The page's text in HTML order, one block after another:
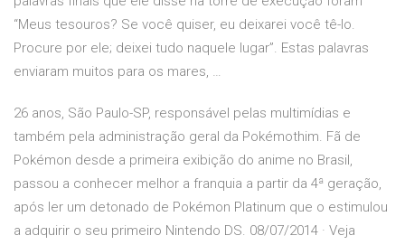
“Meus tesouros? Se você quiser, eu deixarei você tê-lo.
Procure por ele; deixei tudo naquele lugar”. Estas palavras
enviaram muitos para os mares, …
26 anos, São Paulo-SP, responsável pelas multimídias e
também pela administração geral da Pokémothim. Fã de
Pokémon desde a primeira exibição do anime no Brasil,
passou a conhecer melhor a franquia a partir da 4ª geração,
após ler um detonado de Pokémon Platinum que o estimulou
a adquirir o seu primeiro Nintendo DS. 08/07/2014 · Veja